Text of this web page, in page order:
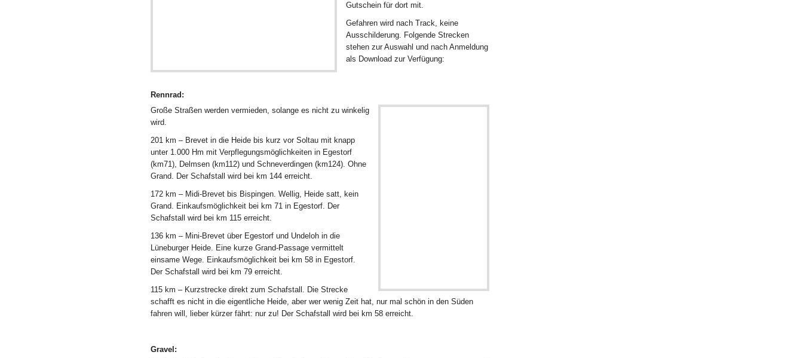
Gutschein für dort mit.
Gefahren wird nach Track, keine
Ausschilderung. Folgende Strecken
stehen zur Auswahl und nach Anmeldung
als Download zur Verfügung:
Rennrad:
Große Straßen werden vermieden, solange es nicht zu winkelig
wird.
201 km – Brevet in die Heide bis kurz vor Soltau mit knapp
unter 1.000 Hm mit Verpflegungsmöglichkeiten in Egestorf
(km71), Delmsen (km112) und Schneverdingen (km124). Ohne
Grand. Der Schafstall wird bei km 144 erreicht.
172 km – Midi-Brevet bis Bispingen. Wellig, Heide satt, kein
Grand. Einkaufsmöglichkeit bei km 71 in Egestorf. Der
Schafstall wird bei km 115 erreicht.
136 km – Mini-Brevet über Egestorf und Undeloh in die
Lüneburger Heide. Eine kurze Grand-Passage vermittelt
einsame Wege. Einkaufsmöglichkeit bei km 58 in Egestorf.
Der Schafstall wird bei km 79 erreicht.
115 km – Kurzstrecke direkt zum Schafstall. Die Strecke
schafft es nicht in die eigentliche Heide, aber wer wenig Zeit hat, nur mal schön in den Süden
fahren will, lieber kürzer fährt: nur zu! Der Schafstall wird bei km 58 erreicht.
Gravel: